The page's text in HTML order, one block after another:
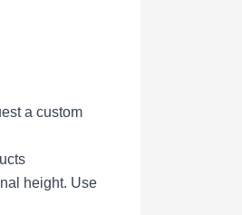
a custom
height. Use